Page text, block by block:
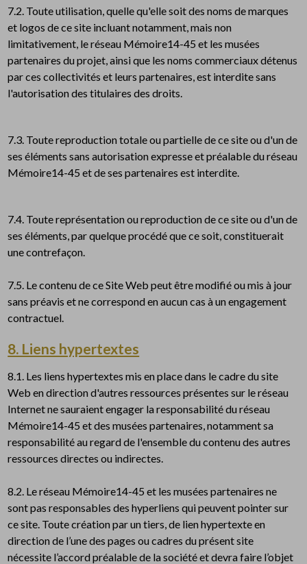
7.2. Toute utilisation, quelle qu'elle soit des noms de marques
et logos de ce site incluant notamment, mais non
limitativement, le réseau Mémoire14-45 et les musées
partenaires du projet, ainsi que les noms commerciaux détenus
par ces collectivités et leurs partenaires, est interdite sans
l'autorisation des titulaires des droits.
7.3. Toute reproduction totale ou partielle de ce site ou d'un de
ses éléments sans autorisation expresse et préalable du réseau
Mémoire14-45 et de ses partenaires est interdite.
7.4. Toute représentation ou reproduction de ce site ou d'un de
ses éléments, par quelque procédé que ce soit, constituerait
une contrefaçon.
7.5. Le contenu de ce Site Web peut être modifié ou mis à jour
sans préavis et ne correspond en aucun cas à un engagement
contractuel.
8. Liens hypertextes
8.1. Les liens hypertextes mis en place dans le cadre du site
Web en direction d'autres ressources présentes sur le réseau
Internet ne sauraient engager la responsabilité du réseau
Mémoire14-45 et des musées partenaires, notamment sa
responsabilité au regard de l'ensemble du contenu des autres
ressources directes ou indirectes.
8.2. Le réseau Mémoire14-45 et les musées partenaires ne
sont pas responsables des hyperliens qui peuvent pointer sur
ce site. Toute création par un tiers, de lien hypertexte en
direction de l’une des pages ou cadres du présent site
nécessite l’accord préalable de la société et devra faire l’objet